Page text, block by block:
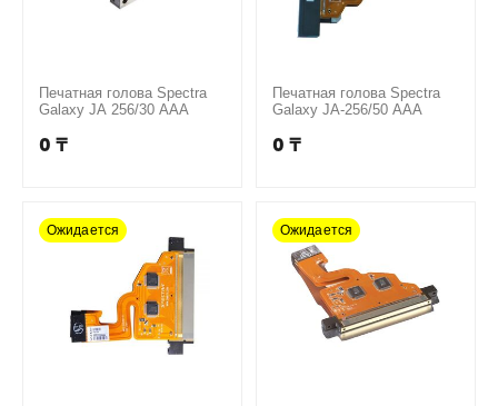
Печатная голова Spectra
Galaxy JA 256/30 AAA
0 ₸
Печатная голова Spectra
Galaxy JA-256/50 AAA
0 ₸
Ожидается Ожидается